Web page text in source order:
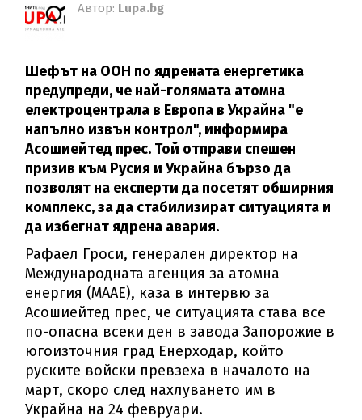
Автор: Lupa.bg
Шефът на ООН по ядрената енергетика
предупреди, че най-голямата атомна
електроцентрала в Европа в Украйна "е
напълно извън контрол", информира
Асошиейтед прес. Той отправи спешен
призив към Русия и Украйна бързо да
позволят на експерти да посетят обширния
комплекс, за да стабилизират ситуацията и
да избегнат ядрена авария.
Рафаел Гроси, генерален директор на
Международната агенция за атомна
енергия (МААЕ), каза в интервю за
Асошиейтед прес, че ситуацията става все
по-опасна всеки ден в завода Запорожие в
югоизточния град Енерходар, който
руските войски превзеха в началото на
март, скоро след нахлуването им в
Украйна на 24 февруари.